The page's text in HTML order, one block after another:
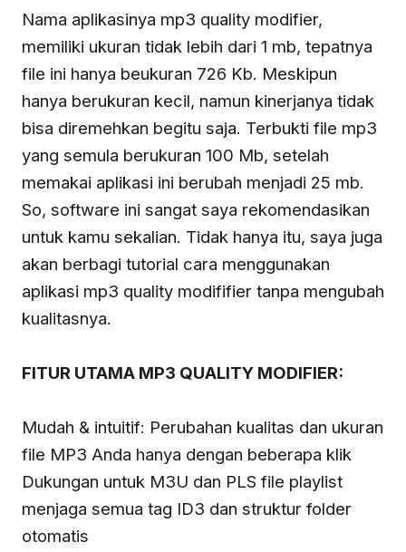
Nama aplikasinya mp3 quality modifier,
memiliki ukuran tidak lebih dari 1 mb, tepatnya
file ini hanya beukuran 726 Kb. Meskipun
hanya berukuran kecil, namun kinerjanya tidak
bisa diremehkan begitu saja. Terbukti file mp3
yang semula berukuran 100 Mb, setelah
memakai aplikasi ini berubah menjadi 25 mb.
So, software ini sangat saya rekomendasikan
untuk kamu sekalian. Tidak hanya itu, saya juga
akan berbagi tutorial cara menggunakan
aplikasi mp3 quality modififier tanpa mengubah
kualitasnya.
FITUR UTAMA MP3 QUALITY MODIFIER:
Mudah & intuitif: Perubahan kualitas dan ukuran
file MP3 Anda hanya dengan beberapa klik
Dukungan untuk M3U dan PLS file playlist
menjaga semua tag ID3 dan struktur folder
otomatis